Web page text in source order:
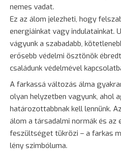
nemes vadat.
Ez az álom jelezheti, hogy
energiáinkat vagy indulatainkat.
vágyunk a szabadabb,
erősebb védelmi ösztönök
családunk védelmével
A farkassá változás álma
olyan helyzetben vagyunk, ahol
határozottabbnak kell lennünk.
álom a társadalmi normák és az
feszültséget tükrözi – a farkas
lény szimbóluma.